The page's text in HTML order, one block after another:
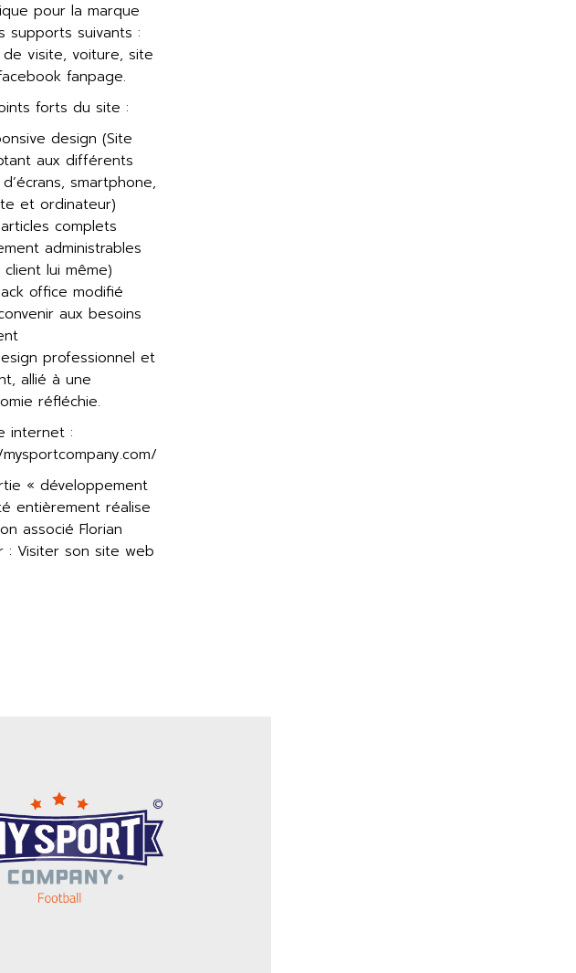
pour la marque
supports suivants :
visite, voiture, site
fanpage.
forts du site :
design (Site
aux différents
smartphone,
et ordinateur)
complets
administrables
lui même)
office modifié
aux besoins
professionnel et
allié à une
réfléchie.
internet :
« développement
entièrement réalise
associé Florian
: Visiter son site web